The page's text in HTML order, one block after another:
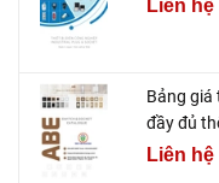
Liên hệ
Bảng giá
đầy đủ
Liên hệ